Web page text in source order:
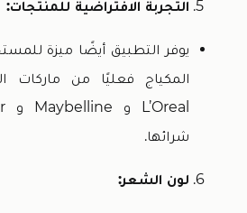
التجربة الافتراضية للمنتجات:
يوفر التطبيق أيضًا ميزة
المكياج فعليًا من ماركات
شرائها.
لون الشعر: